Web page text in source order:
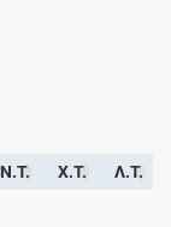
Ν.Τ. Χ.Τ. Λ.Τ.